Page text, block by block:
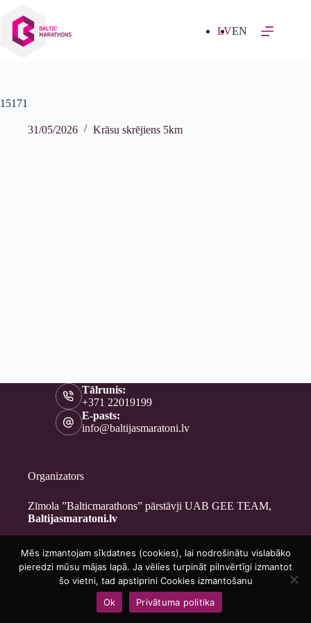
saturu
LVEN
15171
31/05/2026 Krāsu skrējiens 5km
Tālrunis:
+371 22019199
E-pasts:
info@baltijasmaratoni.lv
Organizators
Zīmola ”Balticmarathons” pārstāvji UAB GEE TEAM,
Baltijasmaratoni.lv
Kontakti
Par mums
Brīvprātīgajiem
Privātuma politika
Copyright © 2026 - Baltijasmaratoni.lv
Mēs izmantojam sīkdatnes (cookies), lai nodrošinātu vislabāko
pieredzi mūsu mājas lapā. Ja vēlies turpināt pilnvērtīgi izmantot
šo vietni, tad apstiprini Cookies izmantošanu
Ok
Privātuma politika